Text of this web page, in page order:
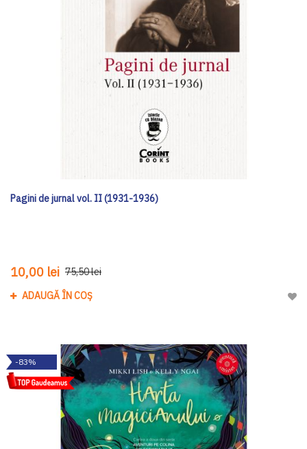
Pagini de jurnal vol. II (1931-1936)
10,00 lei 75,50 lei
ADAUGĂ ÎN COȘ
-83%